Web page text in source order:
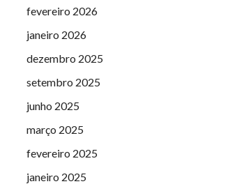
fevereiro 2026
janeiro 2026
dezembro 2025
setembro 2025
junho 2025
março 2025
fevereiro 2025
janeiro 2025